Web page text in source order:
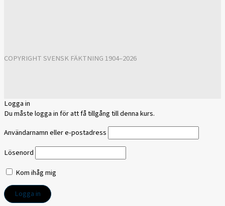
COPYRIGHT SVENSK FÄKTNING 1904–2026
Logga in
Du måste logga in för att få tillgång till denna kurs.
Användarnamn eller e-postadress
Lösenord
Kom ihåg mig